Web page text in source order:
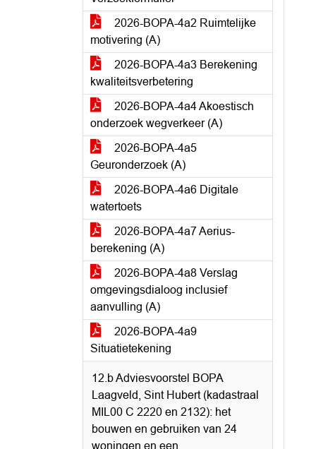
2026-BOPA-4a2 Ruimtelijke
motivering (A)
2026-BOPA-4a3 Berekening
kwaliteitsverbetering
2026-BOPA-4a4 Akoestisch
onderzoek wegverkeer (A)
2026-BOPA-4a5
Geuronderzoek (A)
2026-BOPA-4a6 Digitale
watertoets
2026-BOPA-4a7 Aerius-
berekening (A)
2026-BOPA-4a8 Verslag
omgevingsdialoog inclusief
aanvulling (A)
2026-BOPA-4a9
Situatietekening
12.b Adviesvoorstel BOPA
Laagveld, Sint Hubert (kadastraal
MIL00 C 2220 en 2132): het
bouwen en gebruiken van 24
woningen en een